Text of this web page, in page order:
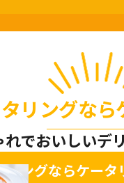
リングなら
れでおいしいデ
リングならケータ